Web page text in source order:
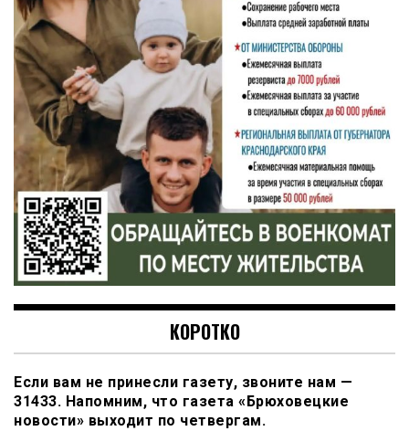
КОРОТКО
Если вам не принесли газету, звоните нам —
31433. Напомним, что газета «Брюховецкие
новости» выходит по четвергам.